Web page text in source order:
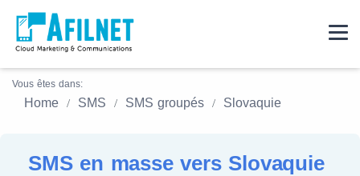
Vous êtes dans:
Home SMS SMS groupés Slovaquie
SMS en masse vers Slovaquie